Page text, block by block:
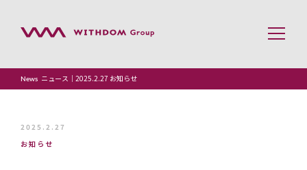
トップページ
事業案内
News ニュース｜2025.2.27 お知らせ
2025.2.27
お知らせ